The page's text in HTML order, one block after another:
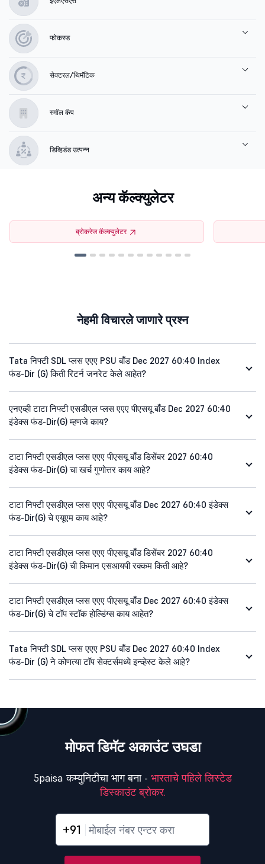
फोकस्ड
सेक्टरल/थिमॅटिक
स्मॉल कॅप
डिव्हिडंड उत्पन्न
अन्य कॅल्क्युलेटर
ब्रोकरेज कॅल्क्युलेटर
नेहमी विचारले जाणारे प्रश्न
Tata निफ्टी SDL प्लस एएए PSU बाँड Dec 2027 60:40 Index
फंड-Dir (G) किती रिटर्न जनरेट केले आहेत?
एनएव्ही टाटा निफ्टी एसडीएल प्लस एएए पीएसयू बाँड Dec 2027 60:40
इंडेक्स फंड-Dir(G) म्हणजे काय?
टाटा निफ्टी एसडीएल प्लस एएए पीएसयू बाँड डिसेंबर 2027 60:40
इंडेक्स फंड-Dir(G) चा खर्च गुणोत्तर काय आहे?
टाटा निफ्टी एसडीएल प्लस एएए पीएसयू बाँड Dec 2027 60:40 इंडेक्स
फंड-Dir(G) चे एयूएम काय आहे?
टाटा निफ्टी एसडीएल प्लस एएए पीएसयू बाँड डिसेंबर 2027 60:40
इंडेक्स फंड-Dir(G) ची किमान एसआयपी रक्कम किती आहे?
टाटा निफ्टी एसडीएल प्लस एएए पीएसयू बाँड Dec 2027 60:40 इंडेक्स
फंड-Dir(G) चे टॉप स्टॉक होल्डिंग्स काय आहेत?
Tata निफ्टी SDL प्लस एएए PSU बाँड Dec 2027 60:40 Index
फंड-Dir (G) ने कोणत्या टॉप सेक्टर्समध्ये इन्व्हेस्ट केले आहे?
मोफत डिमॅट अकाउंट उघडा
5paisa कम्युनिटीचा भाग बना - भारताचे पहिले लिस्टेड
डिस्काउंट ब्रोकर.
+91